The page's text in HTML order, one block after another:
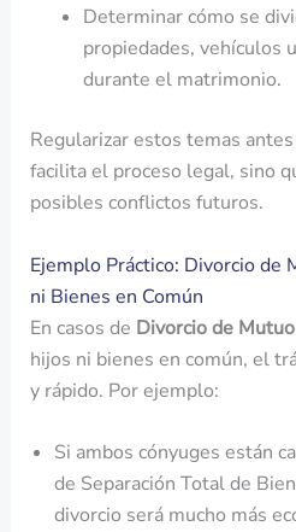
Determinar cómo se
propiedades, vehículos
durante el matrimonio.
Regularizar estos temas
facilita el proceso legal, sino
posibles conflictos futuros.
Ejemplo Práctico: Divorcio de
ni Bienes en Común
En casos de Divorcio de
hijos ni bienes en común, el
y rápido. Por ejemplo:
Si ambos cónyuges están
de Separación Total de
divorcio será mucho más